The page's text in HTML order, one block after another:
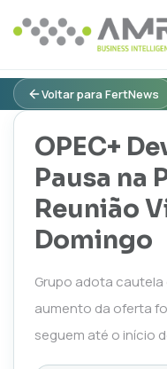
Voltar para FertNews
OPEC+
Pausa na
Reunião
Domingo
Grupo adota
aumento da oferta
seguem até o início